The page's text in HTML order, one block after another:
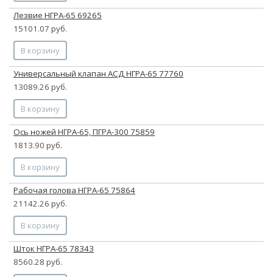
Лезвие НГРА-65 69265
15101.07 руб.
В корзину
Универсальный клапан АСД НГРА-65 77760
13089.26 руб.
В корзину
Ось ножей НГРА-65, ПГРА-300 75859
1813.90 руб.
В корзину
Рабочая голова НГРА-65 75864
21142.26 руб.
В корзину
Шток НГРА-65 78343
8560.28 руб.